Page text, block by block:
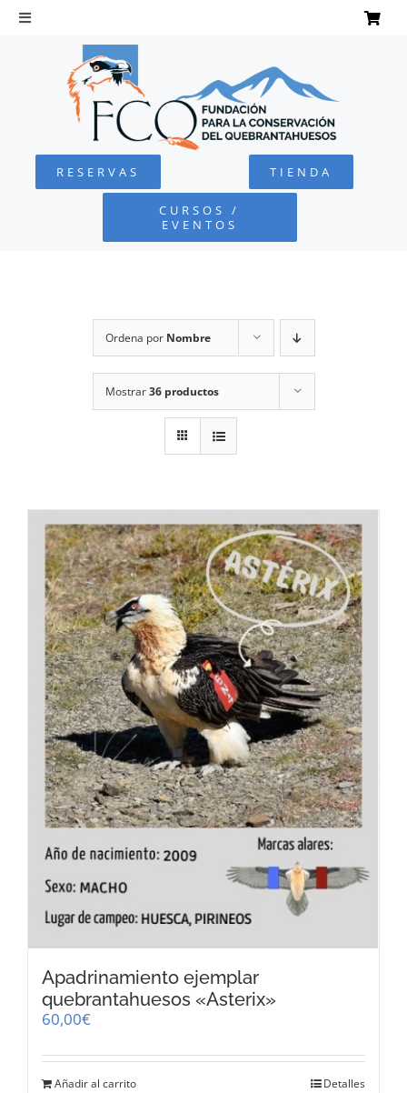
Saltar
Toggle
Navigation
QUEBRANTAHUESOS
FUNDACIÓN
CONTACTO
CARRITO
RESERVAS TIENDA
CURSOS /
EVENTOS
Ordena por Nombre
Mostrar36 productos
Apadrinamiento ejemplar
quebrantahuesos «Asterix»
60,00€
Añadir al carrito Detalles